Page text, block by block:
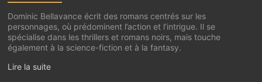
Dominic Bellavance écrit des romans centrés sur les
personnages, où prédominent l’action et l’intrigue. Il se
spécialise dans les thrillers et romans noirs, mais touche
également à la science-fiction et à la fantasy.
Lire la suite